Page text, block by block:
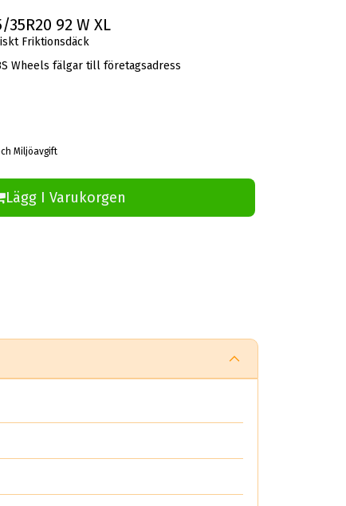
35R20 92 W XL
Friktionsdäck
Wheels fälgar till företagsadress
Miljöavgift
Lägg I Varukorgen